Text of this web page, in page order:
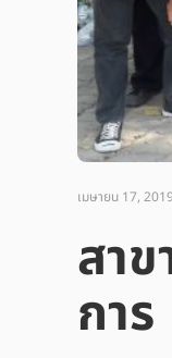
เมษายน 17, 2019
สา
การ